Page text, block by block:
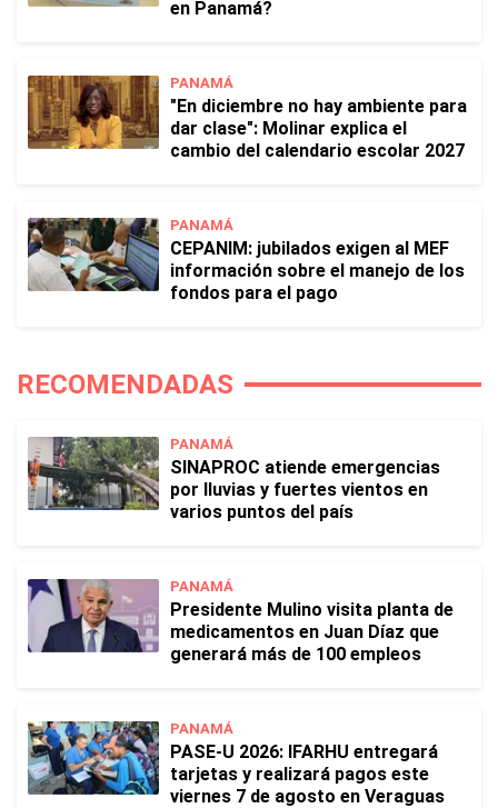
en Panamá?
PANAMÁ
"En diciembre no hay ambiente para
dar clase": Molinar explica el
cambio del calendario escolar 2027
PANAMÁ
CEPANIM: jubilados exigen al MEF
información sobre el manejo de los
fondos para el pago
RECOMENDADAS
PANAMÁ
SINAPROC atiende emergencias
por lluvias y fuertes vientos en
varios puntos del país
PANAMÁ
Presidente Mulino visita planta de
medicamentos en Juan Díaz que
generará más de 100 empleos
PANAMÁ
PASE-U 2026: IFARHU entregará
tarjetas y realizará pagos este
viernes 7 de agosto en Veraguas